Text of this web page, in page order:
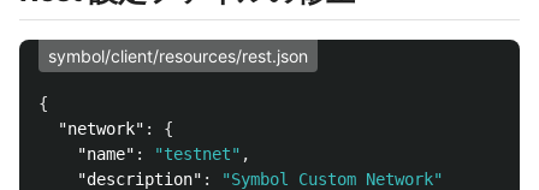
symbol/client/resources/rest.json
{
"network" :
{
"name" : "testnet" ,
"description" :
"Symbol Custom Network"